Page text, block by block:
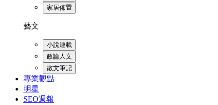
家居佈置
藝文
小說連載
政論人文
散文筆記
專業觀點
明星
SEO週報